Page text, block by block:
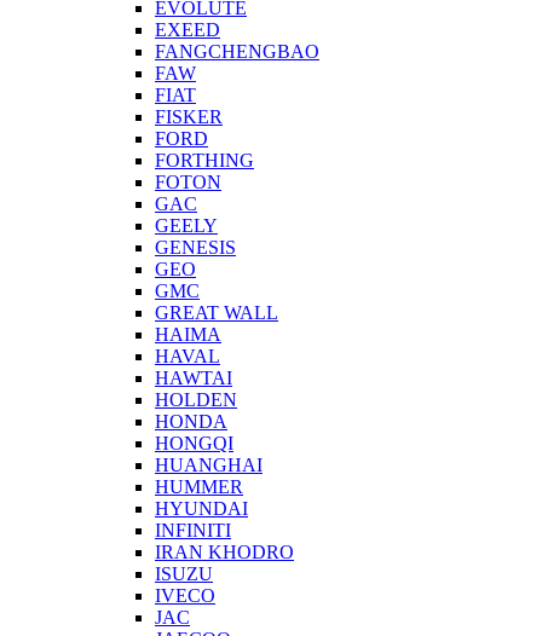
EVOLUTE
EXEED
FANGCHENGBAO
FAW
FIAT
FISKER
FORD
FORTHING
FOTON
GAC
GEELY
GENESIS
GEO
GMC
GREAT WALL
HAIMA
HAVAL
HAWTAI
HOLDEN
HONDA
HONGQI
HUANGHAI
HUMMER
HYUNDAI
INFINITI
IRAN KHODRO
ISUZU
IVECO
JAC